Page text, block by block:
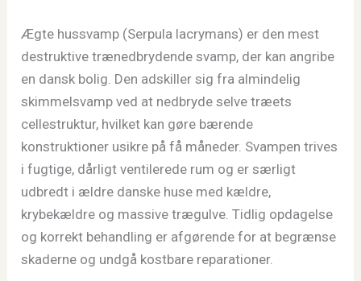
Ægte hussvamp (Serpula lacrymans) er den mest
destruktive trænedbrydende svamp, der kan angribe
en dansk bolig. Den adskiller sig fra almindelig
skimmelsvamp ved at nedbryde selve træets
cellestruktur, hvilket kan gøre bærende
konstruktioner usikre på få måneder. Svampen trives
i fugtige, dårligt ventilerede rum og er særligt
udbredt i ældre danske huse med kældre,
krybekældre og massive trægulve. Tidlig opdagelse
og korrekt behandling er afgørende for at begrænse
skaderne og undgå kostbare reparationer.